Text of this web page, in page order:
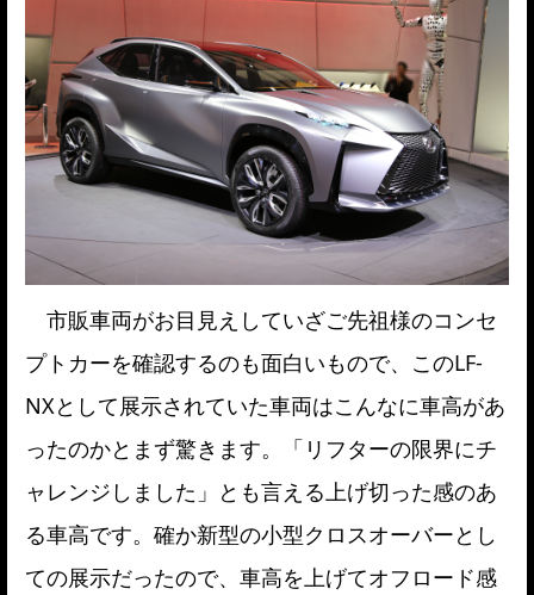
市販車両がお目見えしていざご先祖様のコンセ
プトカーを確認するのも面白いもので、このLF-
NXとして展示されていた車両はこんなに車高があ
ったのかとまず驚きます。「リフターの限界にチ
ャレンジしました」とも言える上げ切った感のあ
る車高です。確か新型の小型クロスオーバーとし
ての展示だったので、車高を上げてオフロード感